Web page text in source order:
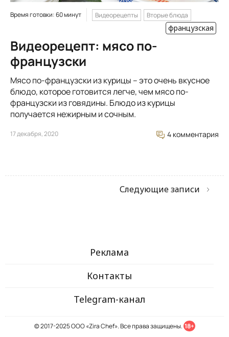
Время готовки: 60 минут Видеорецепты Вторые блюда
французская
Видеорецепт: мясо по-
французски
Мясо по-французски из курицы – это очень вкусное
блюдо, которое готовится легче, чем мясо по-
французски из говядины. Блюдо из курицы
получается нежирным и сочным.
17 декабря, 2020 4 комментария
Следующие записи
Реклама
Контакты
Telegram-канал
© 2017-2025 ООО «Zira Chef». Все права защищены. 18+